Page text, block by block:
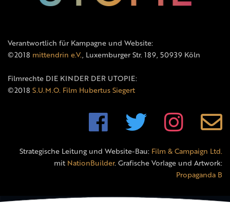
Verantwortlich für Kampagne und Website:
©2018 mittendrin e.V., Luxemburger Str. 189, 50939 Köln
Filmrechte DIE KINDER DER UTOPIE:
©2018 S.U.M.O. Film Hubertus Siegert
Strategische Leitung und Website-Bau: Film & Campaign Ltd.
mit NationBuilder. Grafische Vorlage und Artwork:
Propaganda B